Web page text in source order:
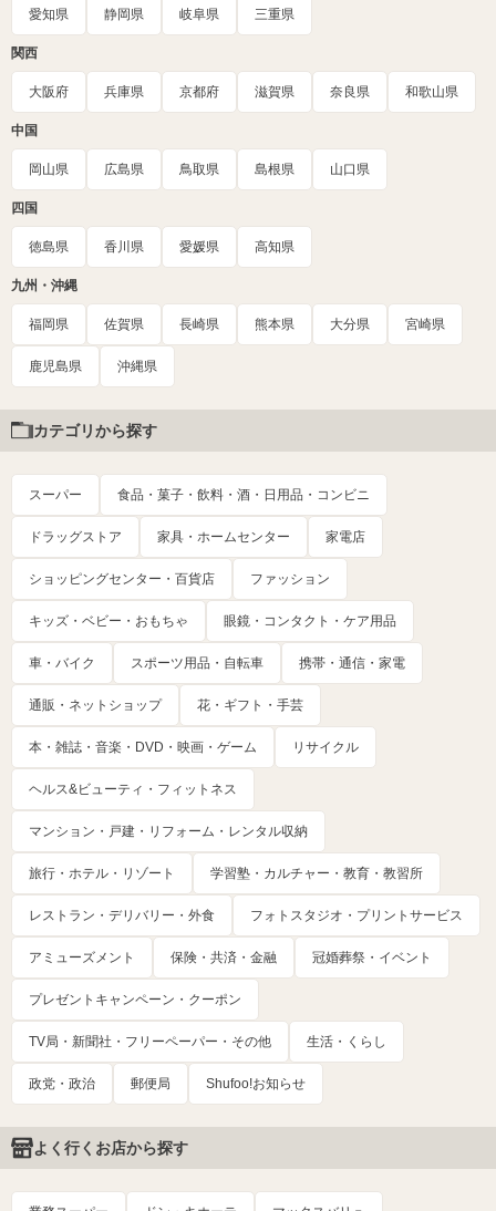
愛知県 静岡県 岐阜県 三重県
関西
大阪府 兵庫県 京都府 滋賀県 奈良県 和歌山県
中国
岡山県 広島県 鳥取県 島根県 山口県
四国
徳島県 香川県 愛媛県 高知県
九州・沖縄
福岡県 佐賀県 長崎県 熊本県 大分県 宮崎県
鹿児島県 沖縄県
カテゴリから探す
スーパー 食品・菓子・飲料・酒・日用品・コンビニ
ドラッグストア 家具・ホームセンター 家電店
ショッピングセンター・百貨店 ファッション
キッズ・ベビー・おもちゃ 眼鏡・コンタクト・ケア用品
車・バイク スポーツ用品・自転車 携帯・通信・家電
通販・ネットショップ 花・ギフト・手芸
本・雑誌・音楽・DVD・映画・ゲーム リサイクル
ヘルス&ビューティ・フィットネス
マンション・戸建・リフォーム・レンタル収納
旅行・ホテル・リゾート 学習塾・カルチャー・教育・教習所
レストラン・デリバリー・外食 フォトスタジオ・プリントサービス
アミューズメント 保険・共済・金融 冠婚葬祭・イベント
プレゼントキャンペーン・クーポン
TV局・新聞社・フリーペーパー・その他 生活・くらし
政党・政治 郵便局 Shufoo!お知らせ
よく行くお店から探す